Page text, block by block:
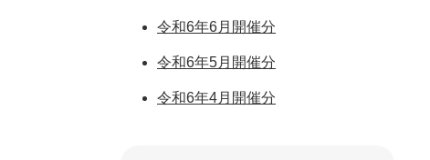
令和6年6月開催分
令和6年5月開催分
令和6年4月開催分